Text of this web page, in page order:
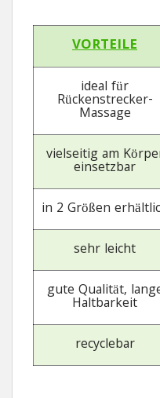
VORTEILE
ideal für
Rückenstrecker-
Massage
vielseitig am
einsetzbar
in 2 Größen
sehr leicht
gute Qualität,
Haltbarkeit
recyclebar